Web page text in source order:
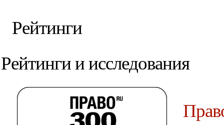
Рейтинги
Рейтинги и исследования